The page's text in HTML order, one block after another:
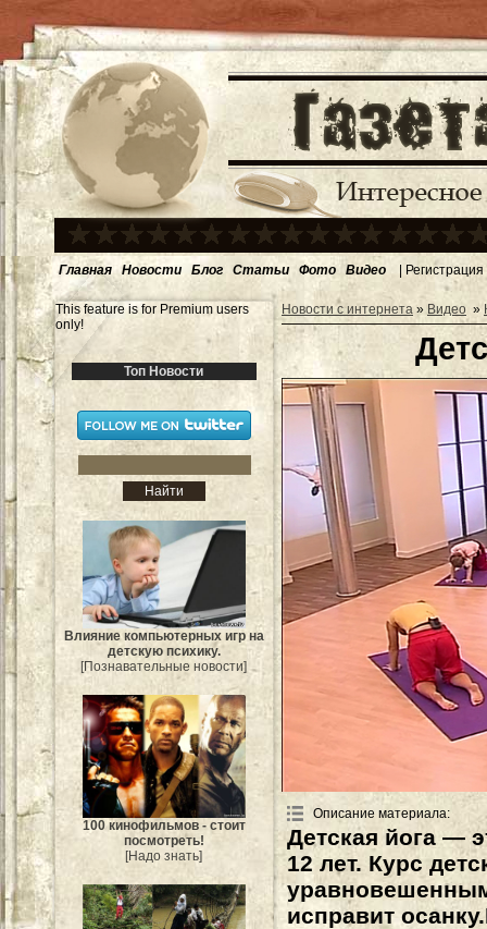
Главная Новости Блог Статьи Фото Видео | Регистрация
This feature is for Premium users
only!
Топ Новости
Влияние компьютерных игр на
детскую психику.
[Познавательные новости]
100 кинофильмов - стоит
посмотреть!
[Надо знать]
Новости с интернета » Видео »
Описание материала:
Детская йога —
12 лет. Курс
исправит